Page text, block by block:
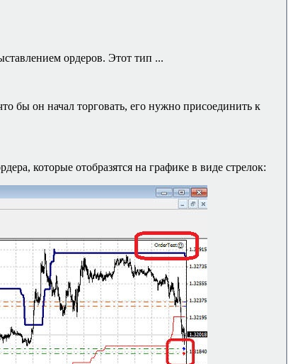
ордеров. Этот тип ...
бы он начал торговать, его нужно присоединить к
которые отобразятся на графике в виде стрелок: